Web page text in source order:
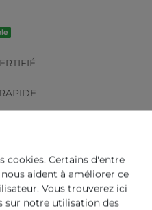
cookies. Certains d'entre
aident à améliorer ce
Vous trouverez ici
sur notre utilisation des